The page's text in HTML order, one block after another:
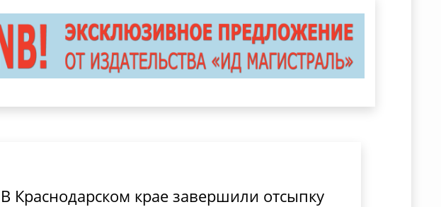
В Краснодарском крае завершили отсыпку